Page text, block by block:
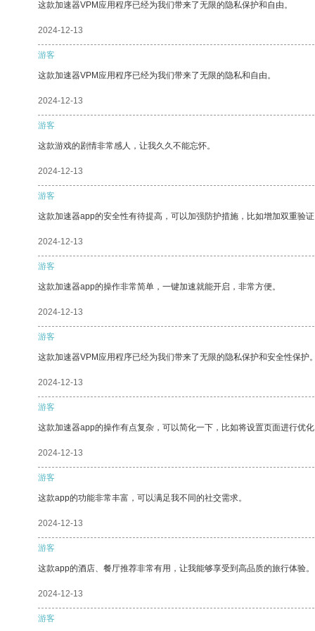
这款加速器VPM应用程序已经为我们带来了无限的隐私保护和自由。
2024-12-13
游客
这款加速器VPM应用程序已经为我们带来了无限的隐私和自由。
2024-12-13
游客
这款游戏的剧情非常感人，让我久久不能忘怀。
2024-12-13
游客
这款加速器app的安全性有待提高，可以加强防护措施，比如增加双重验
2024-12-13
游客
这款加速器app的操作非常简单，一键加速就能开启，非常方便。
2024-12-13
游客
这款加速器VPM应用程序已经为我们带来了无限的隐私保护和安全性保护
2024-12-13
游客
这款加速器app的操作有点复杂，可以简化一下，比如将设置页面进行优
2024-12-13
游客
这款app的功能非常丰富，可以满足我不同的社交需求。
2024-12-13
游客
这款app的酒店、餐厅推荐非常有用，让我能够享受到高品质的旅行体验。
2024-12-13
游客